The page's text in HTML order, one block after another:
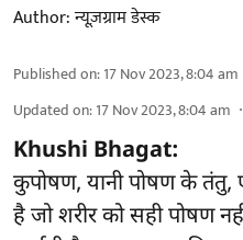
Author:न्यूज़ग्राम डेस्क
Published on:17 Nov 2023, 8:04 am
Updated on:17 Nov 2023, 8:04 am
Khushi Bhagat:
कुपोषण, यानी पोषण के तंतु,
है जो शरीर को सही पोषण